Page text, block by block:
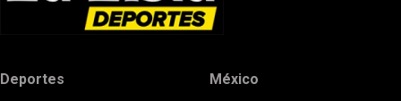
Deportes México